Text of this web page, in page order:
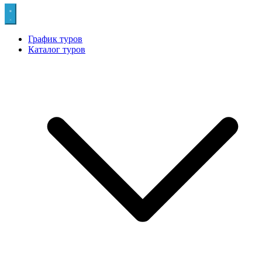
График туров
Каталог туров